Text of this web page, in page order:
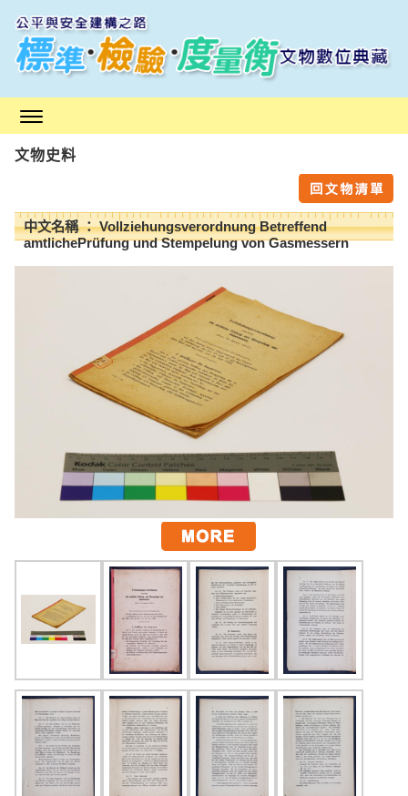
內
文物史料
中文名稱 ： Vollziehungsverordnung Betreffend
amtlichePrüfung und Stempelung von Gasmessern